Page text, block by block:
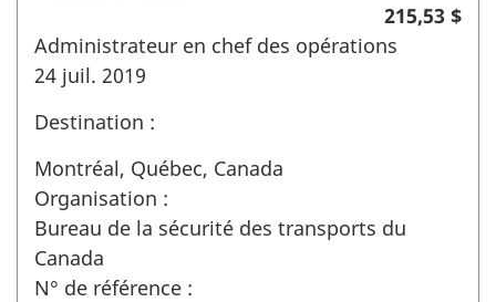
215,53 $
Administrateur en chef des opérations
24 juil. 2019
Destination :
Montréal, Québec, Canada
Organisation :
Bureau de la sécurité des transports du
Canada
N° de référence :